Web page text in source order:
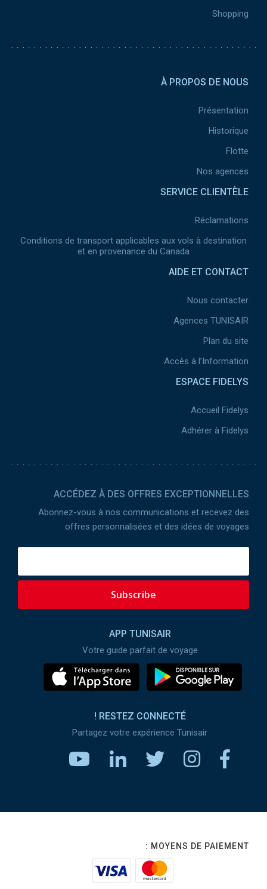
Shopping
À PROPOS DE NOUS
Présentation
Historique
Flotte
Nos agences
SERVICE CLIENTÈLE
Réclamations
Conditions de transport applicables aux vols à destination
et en provenance du Canada
AIDE ET CONTACT
Nous contacter
Agences TUNISAIR
Plan du site
Accès à l’Information
ESPACE FIDELYS
Accueil Fidelys
Adhérer à Fidelys
ACCÉDEZ À DES OFFRES EXCEPTIONNELLES
Abonnez-vous à nos communications et recevez des
offres personnalisées et des idées de voyages.
Subscribe
APP TUNISAIR
Votre guide parfait de voyage
RESTEZ CONNECTÉ !
Partagez votre expérience Tunisair
MOYENS DE PAIEMENT :